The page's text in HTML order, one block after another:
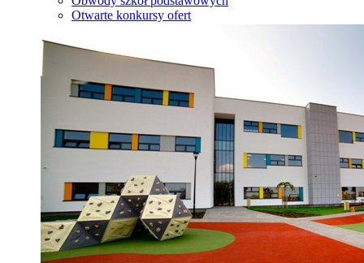
Otwarte konkursy ofert